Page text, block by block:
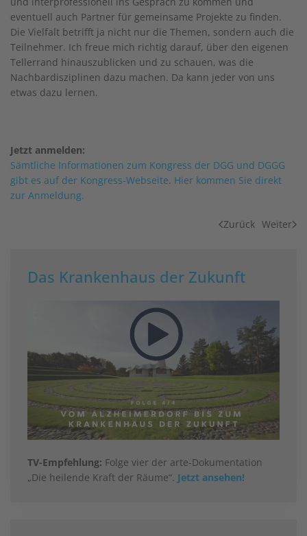
eventuell auch Partner für gemeinsame Projekte zu finden.
Die Vielfalt betrifft ja nicht nur die Themen, sondern auch die
Teilnehmer. Ich freue mich richtig darauf, über den eigenen
Tellerrand hinauszublicken und zu schauen, was die
Nachbardisziplinen dazu machen. Da kann jeder von uns
etwas dazu lernen.
Jetzt anmelden:
Sämtliche Informationen zum Kongress der DGG und DGGG
gibt es auf der Kongress-Webseite. Hier kommen Sie direkt
zur Anmeldung.
Zurück Weiter
Das Krankenhaus der Zukunft
TV-Empfehlung: Folge vier der arte-Dokumentation
„Die heilende Kraft der Räume“. Jetzt ansehen!